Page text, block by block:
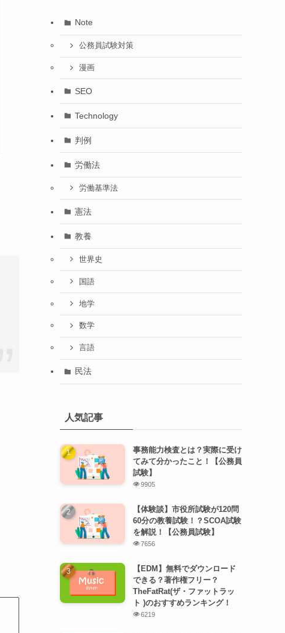
Note
公務員試験対策
漫画
SEO
Technology
判例
労働法
労働基準法
憲法
教養
世界史
国語
地学
数学
言語
民法
人気記事
事務能力検査とは？実際に受け
てみて分かったこと！【公務員
試験】
9905
【体験談】市役所試験が120問
60分の教養試験！？SCOA試験
を解説！【公務員試験】
7656
【EDM】無料でダウンロード
できる？著作権フリー？
TheFatRat(ザ・ファットラッ
ト )のおすすめランキング！
6219